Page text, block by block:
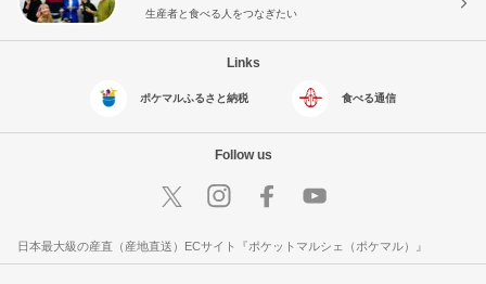
生産者と食べる人をつなぎたい
Links
ポケマルふるさと納税 食べる通信
Follow us
日本最大級の産直（産地直送）ECサイト『ポケットマルシェ（ポケマル）』